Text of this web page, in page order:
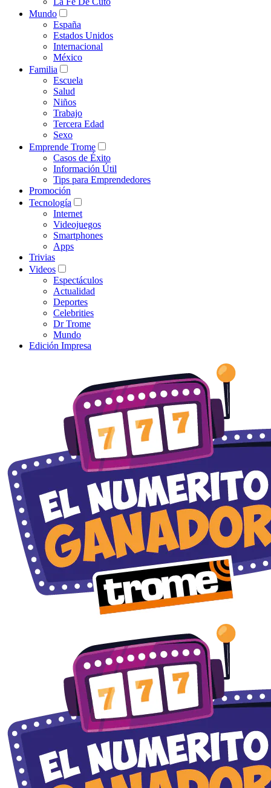
Mundo
España
Estados Unidos
Internacional
México
Familia
Escuela
Salud
Niños
Trabajo
Tercera Edad
Sexo
Emprende Trome
Casos de Éxito
Información Útil
Tips para Emprendedores
Promoción
Tecnología
Internet
Videojuegos
Smartphones
Apps
Trivias
Videos
Espectáculos
Actualidad
Deportes
Celebrities
Dr Trome
Mundo
Edición Impresa